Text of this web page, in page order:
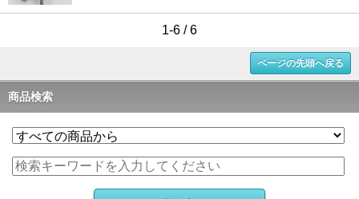
1-6 / 6
ページの先頭へ戻る
商品検索